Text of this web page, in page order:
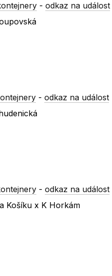
-odkaz na událost
-odkaz na událost
-odkaz na událost
Košíku x K Horkám